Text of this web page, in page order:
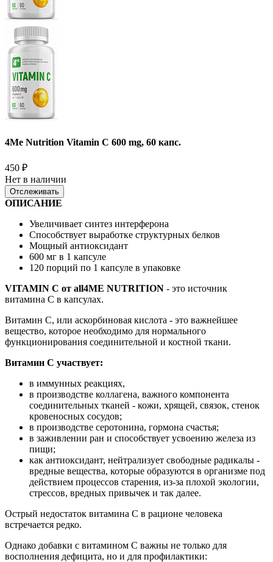
4Me Nutrition Vitamin C 600 mg, 60 капс.
450 ₽
Нет в наличии
Отслеживать
ОПИСАНИЕ
Увеличивает синтез интерферона
Способствует выработке структурных белков
Мощный антиоксидант
600 мг в 1 капсуле
120 порций по 1 капсуле в упаковке
VITAMIN C от all4ME NUTRITION - это источник
витамина C в капсулах.
Витамин C, или аскорбиновая кислота - это важнейшее
вещество, которое необходимо для нормального
функционирования соединительной и костной ткани.
Витамин С участвует:
в иммунных реакциях,
в производстве коллагена, важного компонента
соединительных тканей - кожи, хрящей, связок, стенок
кровеносных сосудов;
в производстве серотонина, гормона счастья;
в заживлении ран и способствует усвоению железа из
пищи;
как антиоксидант, нейтрализует свободные радикалы -
вредные вещества, которые образуются в организме под
действием процессов старения, из-за плохой экологии,
стрессов, вредных привычек и так далее.
Острый недостаток витамина C в рационе человека
встречается редко.
Однако добавки с витамином C важны не только для
восполнения дефицита, но и для профилактики: